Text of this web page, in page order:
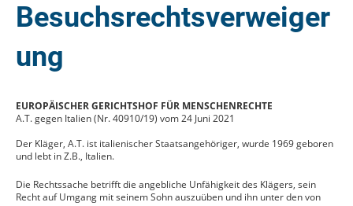
Besuchsrechtsverweiger
ung
EUROPÄISCHER GERICHTSHOF FÜR MENSCHENRECHTE
A.T. gegen Italien (Nr. 40910/19) vom 24 Juni 2021
Der Kläger, A.T. ist italienischer Staatsangehöriger, wurde 1969 geboren
und lebt in Z.B., Italien.
Die Rechtssache betrifft die angebliche Unfähigkeit des Klägers, sein
Recht auf Umgang mit seinem Sohn auszuüben und ihn unter den von